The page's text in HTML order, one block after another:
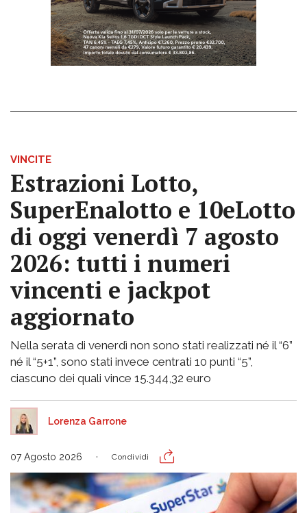
VINCITE
Estrazioni Lotto,
SuperEnalotto e 10eLotto
di oggi venerdì 7 agosto
2026: tutti i numeri
vincenti e jackpot
aggiornato
Nella serata di venerdì non sono stati realizzati né il “6”
né il “5+1”, sono stati invece centrati 10 punti “5”,
ciascuno dei quali vince 15.344,32 euro
Lorenza Garrone
07 Agosto 2026 Condividi